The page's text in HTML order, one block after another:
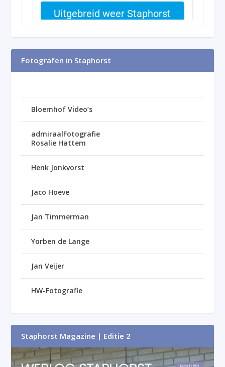
Fotografen in Staphorst
Bloemhof Video’s
admiraalFotografie
Rosalie Hattem
Henk Jonkvorst
Jaco Hoeve
Jan Timmerman
Yorben de Lange
Jan Veijer
HW-Fotografie
Staphorst Magazine | Editie 2